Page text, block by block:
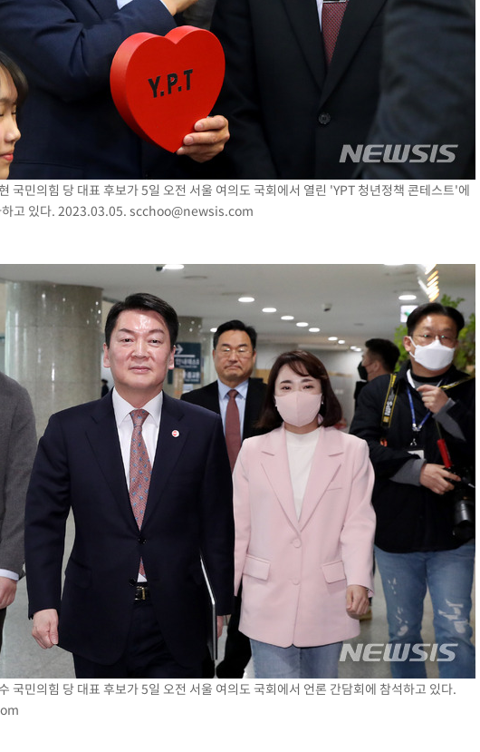
국민의힘 당 대표 후보가 5일 오전 서울 여의도 국회에서 열린 'YPT 청년정책 콘테스트'에
하고 있다. 2023.03.05. scchoo@newsis.com
국민의힘 당 대표 후보가 5일 오전 서울 여의도 국회에서 언론 간담회에 참석하고 있다.